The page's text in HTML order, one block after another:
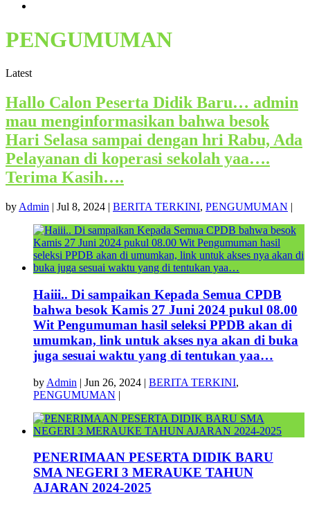
PENGUMUMAN
Latest
Hallo Calon Peserta Didik Baru… admin
mau menginformasikan bahwa besok
Hari Selasa sampai dengan hri Rabu, Ada
Pelayanan di koperasi sekolah yaa….
Terima Kasih….
by Admin | Jul 8, 2024 | BERITA TERKINI, PENGUMUMAN |
Haiii.. Di sampaikan Kepada Semua CPDB
bahwa besok Kamis 27 Juni 2024 pukul 08.00
Wit Pengumuman hasil seleksi PPDB akan di
umumkan, link untuk akses nya akan di buka
juga sesuai waktu yang di tentukan yaa…
by Admin | Jun 26, 2024 | BERITA TERKINI,
PENGUMUMAN |
PENERIMAAN PESERTA DIDIK BARU
SMA NEGERI 3 MERAUKE TAHUN
AJARAN 2024-2025